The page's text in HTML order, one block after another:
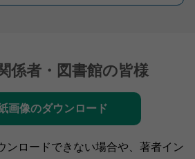
係者・図書館の皆様
画像のダウンロード
ンロードできない場合や、著者イン